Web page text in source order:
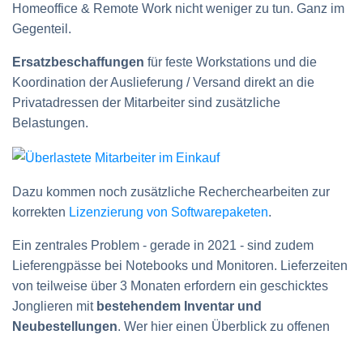
Homeoffice & Remote Work nicht weniger zu tun. Ganz im
Gegenteil.
Ersatzbeschaffungen für feste Workstations und die
Koordination der Auslieferung / Versand direkt an die
Privatadressen der Mitarbeiter sind zusätzliche
Belastungen.
Dazu kommen noch zusätzliche Recherchearbeiten zur
korrekten Lizenzierung von Softwarepaketen.
Ein zentrales Problem - gerade in 2021 - sind zudem
Lieferengpässe bei Notebooks und Monitoren. Lieferzeiten
von teilweise über 3 Monaten erfordern ein geschicktes
Jonglieren mit bestehendem Inventar und
Neubestellungen. Wer hier einen Überblick zu offenen